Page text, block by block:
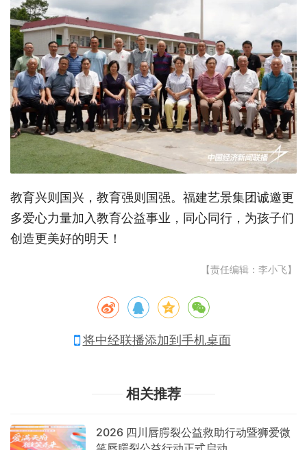
教育兴则国兴，教育强则国强。福建艺景集团诚邀更
多爱心力量加入教育公益事业，同心同行，为孩子们
创造更美好的明天！
【责任编辑：李小飞】
将中经联播添加到手机桌面
相关推荐
2026 四川唇腭裂公益救助行动暨狮爱微